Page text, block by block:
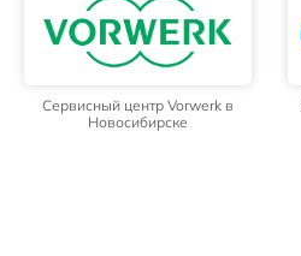
Сервисный центр Vorwerk в
Новосибирске